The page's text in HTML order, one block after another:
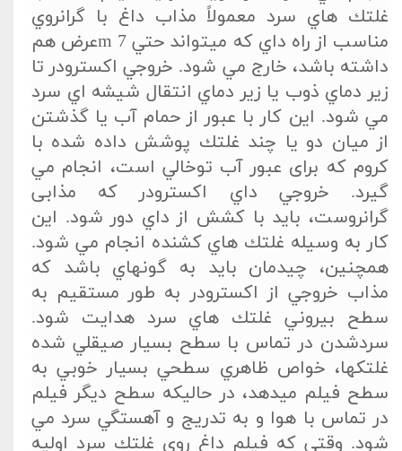
غلتك هاي سرد معمولاً مذاب داغ با گرانروي
مناسب از راه داي كه ميتواند حتي 7 mعرض هم
داشته باشد، خارج مي شود. خروجي اكسترودر تا
زير دماي ذوب يا زير دماي انتقال شيشه اي سرد
مي شود. اين كار با عبور از حمام آب يا گذشتن
از ميان دو يا چند غلتك پوشش داده شده با
كروم كه برای عبور آب توخالي است، انجام مي
گيرد. خروجي داي اكسترودر كه مذابی
گرانروست، بايد با كشش از داي دور شود. اين
كار به وسيله غلتك هاي كشنده انجام مي شود.
همچنين، چيدمان بايد به گونه­اي باشد كه
مذاب خروجي از اكسترودر به طور مستقيم به
سطح بيروني غلتك هاي سرد هدايت شود.
سردشدن در تماس با سطح بسيار صيقلي شده
غلتك­ها، خواص ظاهري سطحي بسيار خوبي به
سطح فيلم مي­دهد، در حاليكه سطح ديگر فيلم
در تماس با هوا و به تدريج و آهستگي سرد مي
شود. وقتي كه فيلم داغ روي غلتك سرد اوليه